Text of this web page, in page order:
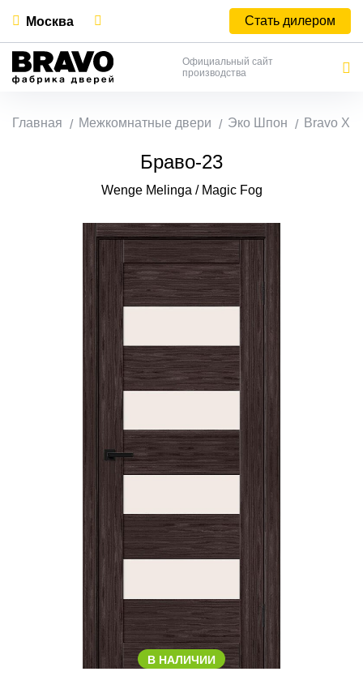
Москва Стать дилером
Официальный сайт
производства
Главная Межкомнатные двери Эко Шпон Bravo X
Браво-23
Wenge Melinga / Magic Fog
В НАЛИЧИИ